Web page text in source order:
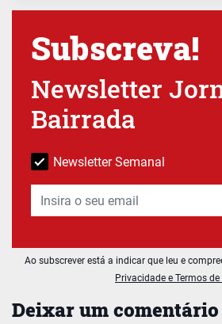
Deixar um comentário
Subscreva!
Newsletter
Bairrada
Newsletter Semanal
Ao subscrever está a indicar que leu e
Privacidade e Termos